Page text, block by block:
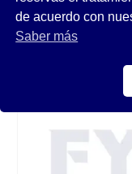
de acuerdo con
Saber más